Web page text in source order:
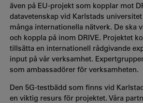
även på EU-projekt som kopplar mot
datavetenskap vid Karlstads
många internationella nätverk. De ska
och koppla på inom DRIVE. Projektet
tillsätta en internationell rådgivande
input på vår verksamhet.
som ambassadörer för verksamheten.
Den 5G-testbädd som finns vid
en viktig resurs för projektet. Våra